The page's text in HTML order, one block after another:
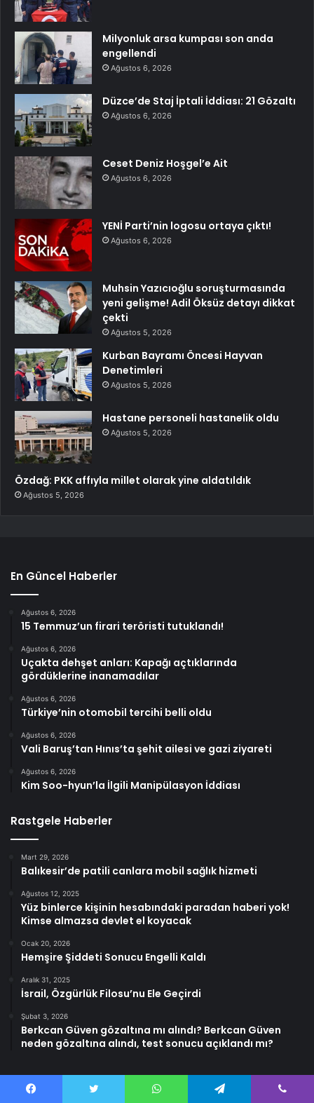
Milyonluk arsa kumpası son anda
engellendi
Ağustos 6, 2026
Düzce’de Staj İptali İddiası: 21 Gözaltı
Ağustos 6, 2026
Ceset Deniz Hoşgel’e Ait
Ağustos 6, 2026
YENİ Parti’nin logosu ortaya çıktı!
Ağustos 6, 2026
Muhsin Yazıcıoğlu soruşturmasında
yeni gelişme! Adil Öksüz detayı dikkat
çekti
Ağustos 5, 2026
Kurban Bayramı Öncesi Hayvan
Denetimleri
Ağustos 5, 2026
Hastane personeli hastanelik oldu
Ağustos 5, 2026
Özdağ: PKK affıyla millet olarak yine aldatıldık
Ağustos 5, 2026
En Güncel Haberler
Ağustos 6, 2026
15 Temmuz’un firari teröristi tutuklandı!
Ağustos 6, 2026
Uçakta dehşet anları: Kapağı açtıklarında
gördüklerine inanamadılar
Ağustos 6, 2026
Türkiye’nin otomobil tercihi belli oldu
Ağustos 6, 2026
Vali Baruş’tan Hınıs’ta şehit ailesi ve gazi ziyareti
Ağustos 6, 2026
Kim Soo-hyun’la İlgili Manipülasyon İddiası
Rastgele Haberler
Mart 29, 2026
Balıkesir’de patili canlara mobil sağlık hizmeti
Ağustos 12, 2025
Yüz binlerce kişinin hesabındaki paradan haberi yok!
Kimse almazsa devlet el koyacak
Ocak 20, 2026
Hemşire Şiddeti Sonucu Engelli Kaldı
Aralık 31, 2025
İsrail, Özgürlük Filosu’nu Ele Geçirdi
Şubat 3, 2026
Berkcan Güven gözaltına mı alındı? Berkcan Güven
neden gözaltına alındı, test sonucu açıklandı mı?